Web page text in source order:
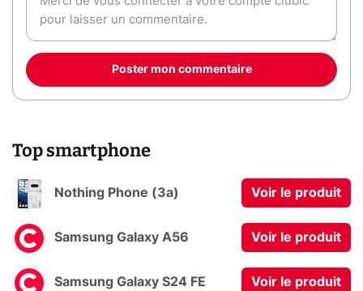
Poster mon commentaire
Top smartphone
Nothing Phone (3a) Voir le produit
Samsung Galaxy A56 Voir le produit
Samsung Galaxy S24 FE Voir le produit